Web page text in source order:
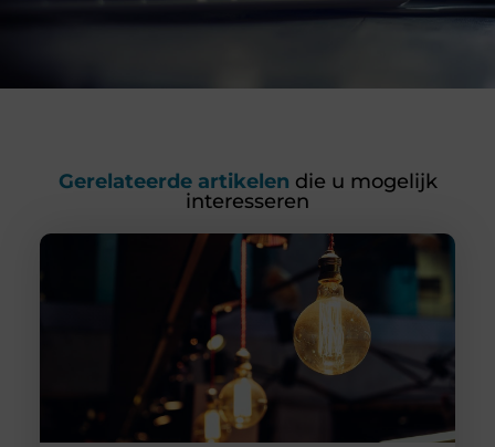
Gerelateerde artikelen die u mogelijk
interesseren